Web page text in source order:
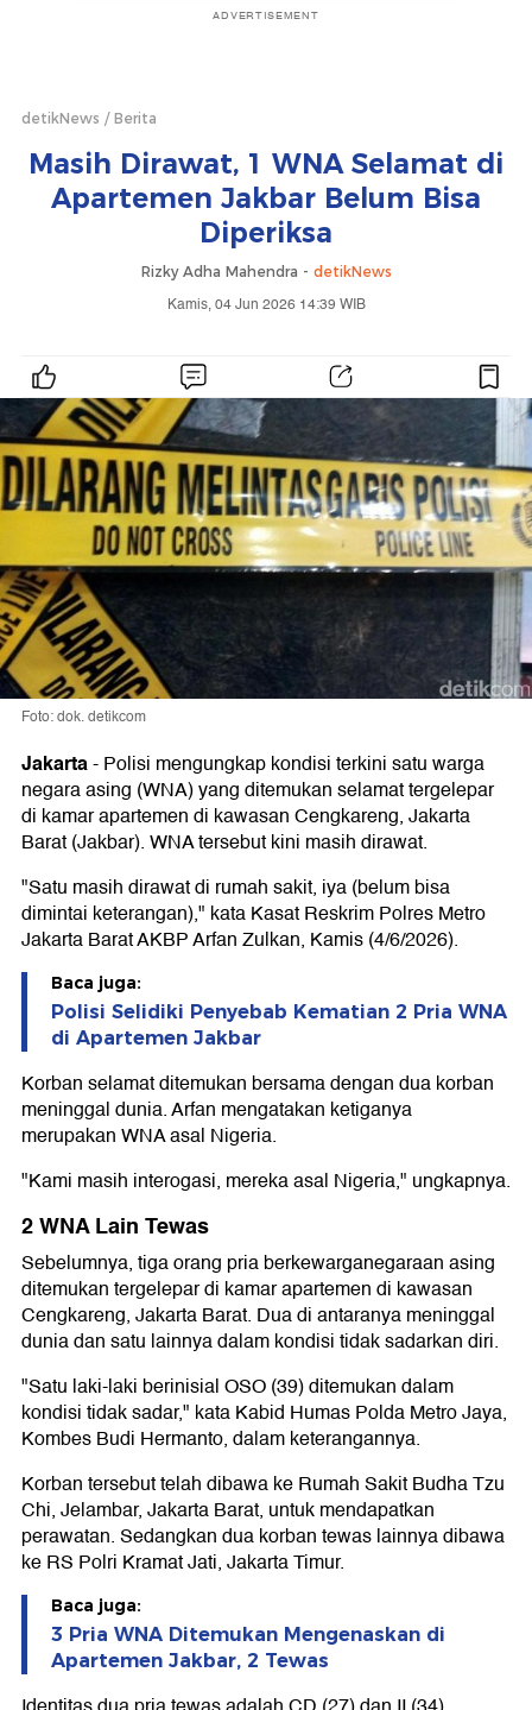
ADVERTISEMENT
detikNews Berita
Masih Dirawat, 1 WNA Selamat di
Apartemen Jakbar Belum Bisa
Diperiksa
Rizky Adha Mahendra - detikNews
Kamis, 04 Jun 2026 14:39 WIB
Foto: dok. detikcom
Jakarta-Polisi mengungkap kondisi terkini satu warga
negara asing (WNA) yang ditemukan selamat tergelepar
di kamar apartemen di kawasan Cengkareng, Jakarta
Barat (Jakbar). WNA tersebut kini masih dirawat.
"Satu masih dirawat di rumah sakit, iya (belum bisa
dimintai keterangan)," kata Kasat Reskrim Polres Metro
Jakarta Barat AKBP Arfan Zulkan, Kamis (4/6/2026).
Baca juga:
Polisi Selidiki Penyebab Kematian 2 Pria WNA
di Apartemen Jakbar
Korban selamat ditemukan bersama dengan dua korban
meninggal dunia. Arfan mengatakan ketiganya
merupakan WNA asal Nigeria.
"Kami masih interogasi, mereka asal Nigeria," ungkapnya.
2 WNA Lain Tewas
Sebelumnya, tiga orang pria berkewarganegaraan asing
ditemukan tergelepar di kamar apartemen di kawasan
Cengkareng, Jakarta Barat. Dua di antaranya meninggal
dunia dan satu lainnya dalam kondisi tidak sadarkan diri.
"Satu laki-laki berinisial OSO (39) ditemukan dalam
kondisi tidak sadar," kata Kabid Humas Polda Metro Jaya,
Kombes Budi Hermanto, dalam keterangannya.
Korban tersebut telah dibawa ke Rumah Sakit Budha Tzu
Chi, Jelambar, Jakarta Barat, untuk mendapatkan
perawatan. Sedangkan dua korban tewas lainnya dibawa
ke RS Polri Kramat Jati, Jakarta Timur.
Baca juga:
3 Pria WNA Ditemukan Mengenaskan di
Apartemen Jakbar, 2 Tewas